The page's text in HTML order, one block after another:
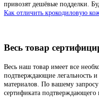
привозят дешёвые подделки.
Как отличить крокодиловую
Весь товар
Весь наш товар имеет все
подтверждающие легальность
материалов. По вашему
сертификата подтверждающего